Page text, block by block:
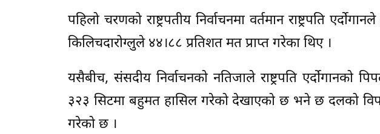
पहिलो चरणको राष्ट्रपतीय निर्वाचनमा वर्तमान राष्ट्रपति
किलिचदारोग्लुले ४४।८८ प्रतिशत मत प्राप्त गरेका थिए ।
यसैबीच, संसदीय निर्वाचनको नतिजाले राष्ट्रपति
३२३ सिटमा बहुमत हासिल गरेको देखाएको छ भने छ दलको
गरेको छ ।